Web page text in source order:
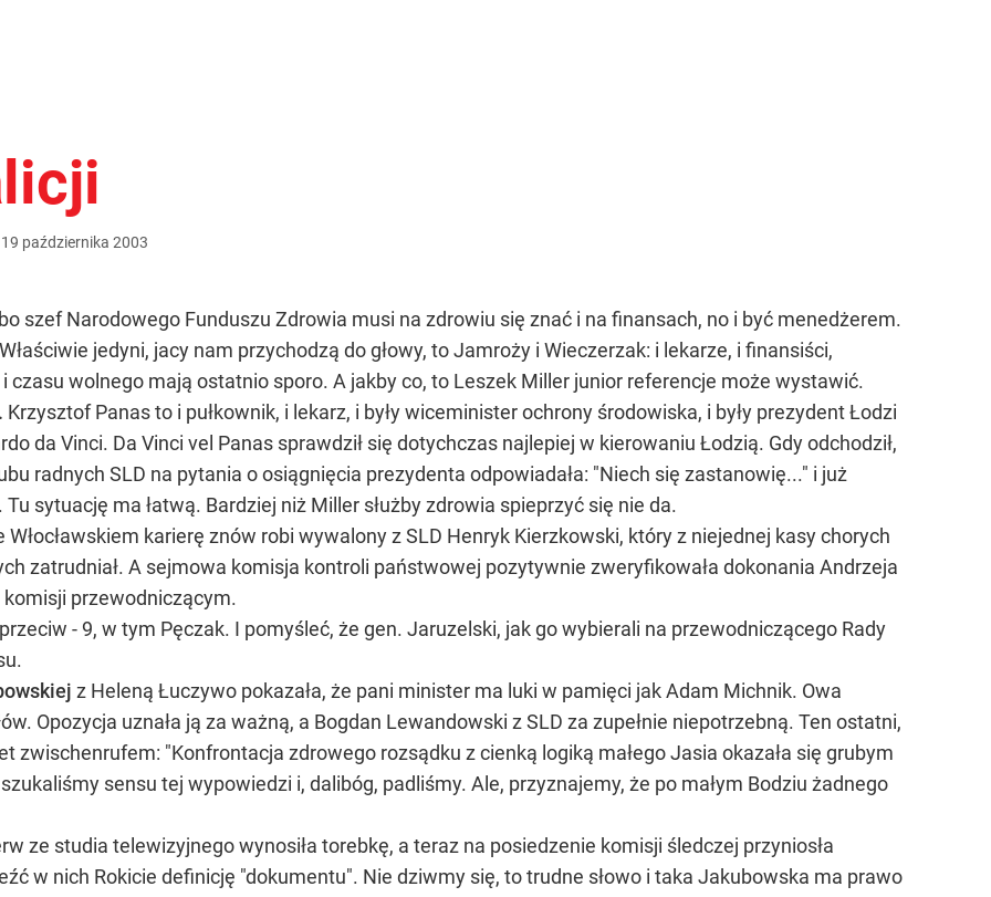
19 października 2003
bo szef Narodowego Funduszu Zdrowia musi na zdrowiu się znać i na finansach, no i być menedżerem.
jedyni, jacy nam przychodzą do głowy, to Jamroży i Wieczerzak: i lekarze, i finansiści,
czasu wolnego mają ostatnio sporo. A jakby co, to Leszek Miller junior referencje może wystawić.
Krzysztof Panas to i pułkownik, i lekarz, i były wiceminister ochrony środowiska, i były prezydent Łodzi
da Vinci. Da Vinci vel Panas sprawdził się dotychczas najlepiej w kierowaniu Łodzią. Gdy odchodził,
radnych SLD na pytania o osiągnięcia prezydenta odpowiadała: "Niech się zastanowię..." i już
Tu sytuację ma łatwą. Bardziej niż Miller służby zdrowia spieprzyć się nie da.
Włocławskiem karierę znów robi wywalony z SLD Henryk Kierzkowski, który z niejednej kasy chorych
zatrudniał. A sejmowa komisja kontroli państwowej pozytywnie zweryfikowała dokonania Andrzeja
komisji przewodniczącym.
przeciw - 9, w tym Pęczak. I pomyśleć, że gen. Jaruzelski, jak go wybierali na przewodniczącego Rady
z Heleną Łuczywo pokazała, że pani minister ma luki w pamięci jak Adam Michnik. Owa
Opozycja uznała ją za ważną, a Bogdan Lewandowski z SLD za zupełnie niepotrzebną. Ten ostatni,
zwischenrufem: "Konfrontacja zdrowego rozsądku z cienką logiką małego Jasia okazała się grubym
sensu tej wypowiedzi i, dalibóg, padliśmy. Ale, przyznajemy, że po małym Bodziu żadnego
ze studia telewizyjnego wynosiła torebkę, a teraz na posiedzenie komisji śledczej przyniosła
w nich Rokicie definicję "dokumentu". Nie dziwmy się, to trudne słowo i taka Jakubowska ma prawo